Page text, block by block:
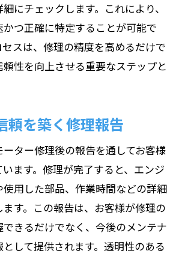
にチェックします。これにより、
つ正確に特定することが可能で
スは、修理の精度を高めるだけで
性を向上させる重要なステップと
頼を築く修理報告
ター修理後の報告を通してお客様
ます。修理が完了すると、エンジ
用した部品、作業時間などの詳細
す。この報告は、お客様が修理の
きるだけでなく、今後のメンテナ
して提供されます。透明性のある